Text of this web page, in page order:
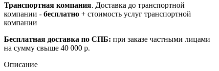
Транспортная компания. Доставка до транспортной
компании - бесплатно + стоимость услуг транспортной
компании
Бесплатная доставка по СПБ: при заказе частными лицами
на сумму свыше 40 000 р.
Описание